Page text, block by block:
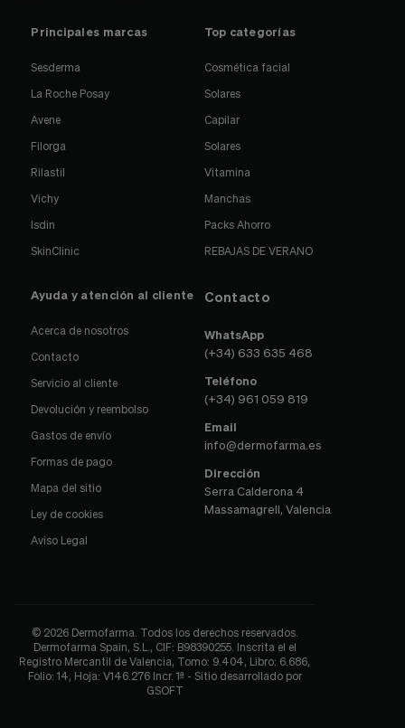
Principales marcas
Sesderma
La Roche Posay
Avene
Filorga
Rilastil
Vichy
Isdin
SkinClinic
Top categorías
Cosmética facial
Solares
Capilar
Solares
Vitamina
Manchas
Packs Ahorro
REBAJAS DE VERANO
Ayuda y atención al cliente
Acerca de nosotros
Contacto
Servicio al cliente
Devolución y reembolso
Gastos de envío
Formas de pago
Mapa del sitio
Ley de cookies
Aviso Legal
Contacto
WhatsApp
(+34) 633 635 468
Teléfono
(+34) 961 059 819
Email
info@dermofarma.es
Dirección
Serra Calderona 4
Massamagrell, Valencia
© 2026 Dermofarma. Todos los derechos reservados.
Dermofarma Spain, S.L., CIF: B98390255. Inscrita el el
Registro Mercantil de Valencia, Tomo: 9.404, Libro: 6.686,
Folio: 14, Hoja: V146.276 Incr. 1ª - Sitio desarrollado por
GSOFT